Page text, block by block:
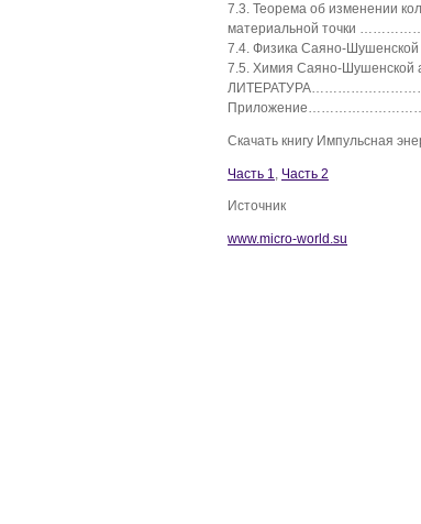
7.3. Теорема об изменении
материальной точки
7.4. Физика Саяно-
7.5. Химия Саяно-
Скачать книгу Импульсная
Часть 1 Часть 2
Источник
www.micro-world.su